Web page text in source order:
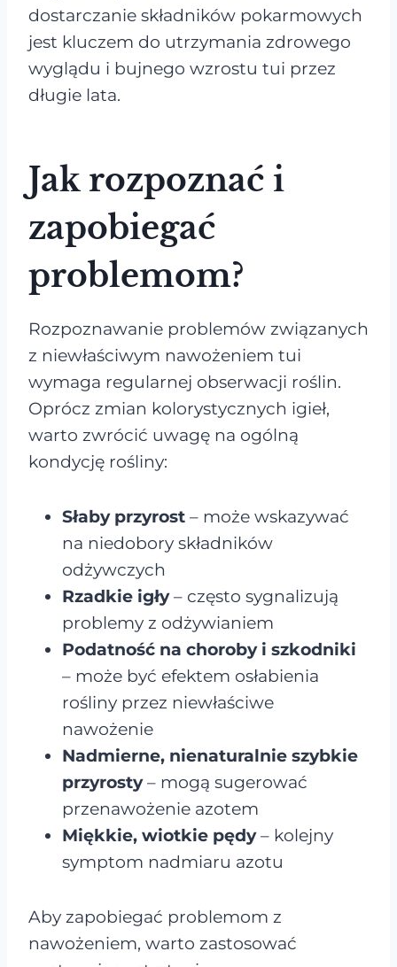
dostarczanie składników pokarmowych
jest kluczem do utrzymania zdrowego
wyglądu i bujnego wzrostu tui przez
długie lata.
Jak rozpoznać i
zapobiegać
problemom?
Rozpoznawanie problemów związanych
z niewłaściwym nawożeniem tui
wymaga regularnej obserwacji roślin.
Oprócz zmian kolorystycznych igieł,
warto zwrócić uwagę na ogólną
kondycję rośliny:
Słaby przyrost – może wskazywać
na niedobory składników
odżywczych
Rzadkie igły– często sygnalizują
problemy z odżywianiem
Podatność na choroby i szkodniki
– może być efektem osłabienia
rośliny przez niewłaściwe
nawożenie
Nadmierne, nienaturalnie szybkie
przyrosty– mogą sugerować
przenawożenie azotem
Miękkie, wiotkie pędy– kolejny
symptom nadmiaru azotu
Aby zapobiegać problemom z
nawożeniem, warto zastosować